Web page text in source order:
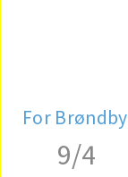
For Brøndby
9/4